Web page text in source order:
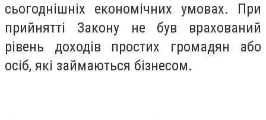
сьогоднішніх економічних умовах. При
прийнятті Закону не був врахований
рівень доходів простих громадян або
осіб, які займаються бізнесом.